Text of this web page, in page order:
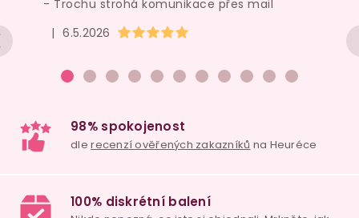
Hodnocení obchodu je 5 z 5 hvězdiček.
| 6.5.2026
- Trochu strohá komunikace přes mail